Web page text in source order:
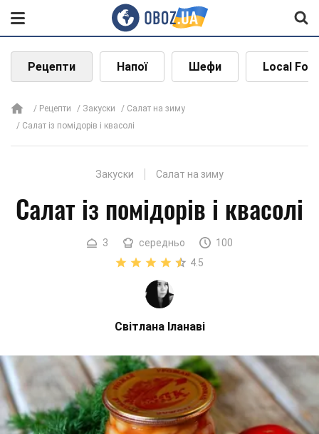
Рецепти Напої Шефи Local
Рецепти Закуски
Салат на зиму
Салат із помідорів і квасолі
Закуски Салат на зиму
Салат із помідорів і квасолі
3 середньо
100
4.5
Світлана Іланаві